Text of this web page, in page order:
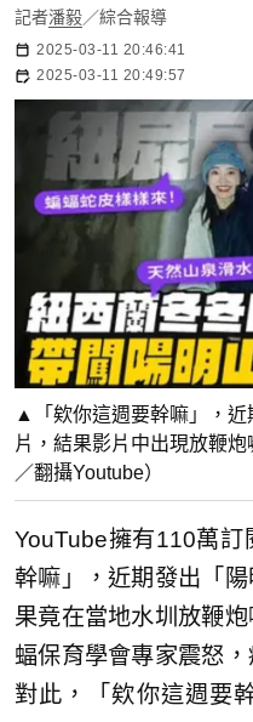
記者潘毅／綜合報導
2025-03-11 20:46:41
2025-03-11 20:49:57
▲「欸你這週要幹嘛」，
片，結果影片中出現放鞭
／翻攝Youtube）
YouTube擁有110萬
幹嘛」，近期發出「
果竟在當地水圳放鞭
蝠保育學會專家震怒
對此，「欸你這週要